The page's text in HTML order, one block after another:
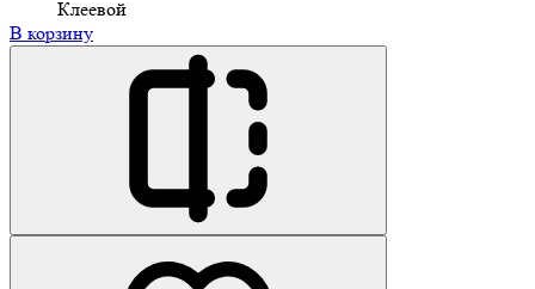
Клеевой
В корзину